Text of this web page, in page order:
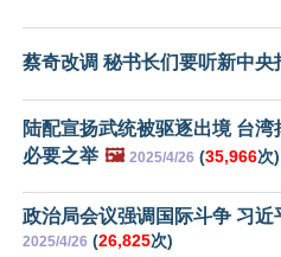
蔡奇改调 秘书长们要听新中央
陆配宣扬武统被驱逐出境 台湾
必要之举 🖼️ 2025/4/26 (35,966次)
政治局会议强调国际斗争 习
2025/4/26 (26,825次)